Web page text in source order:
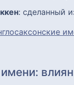
: сделанный